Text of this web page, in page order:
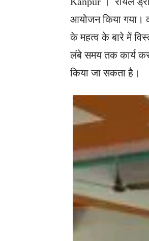
आयोजन किया गया।
के महत्व के बारे में
लंबे समय तक कार्य
किया जा सकता है।